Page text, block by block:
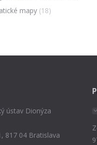
mapy (18)
ústav Dionýza
817 04 Bratislava